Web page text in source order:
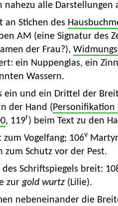
nahezu alle Darstellungen
Stichen des
AM (eine Signatur des
der Frau?),
ein Nuppenglas, ein
Wassern.
ein und ein Drittel der
der Hand (
, 119r) beim Text zu den
Vogelfang; 106v
Schutz vor der Pest.
Schriftspiegels breit:
zurgold wurtz(Lilie).
nebeneinander die